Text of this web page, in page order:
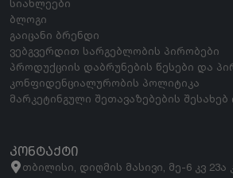
სიახლეები
ბლოგი
გაიცანი ბრენდი
ვებგვერდით სარგებლობის პირობები
პროდუქციის დაბრუნების წესები და
კონფიდენციალურობის პოლიტიკა
მარკეტინგული შეთავაზებების
ᲙᲝᲜᲢᲐᲥᲢᲘ
თბილისი, დიღმის მასივი, მე-6 კვ 23ა